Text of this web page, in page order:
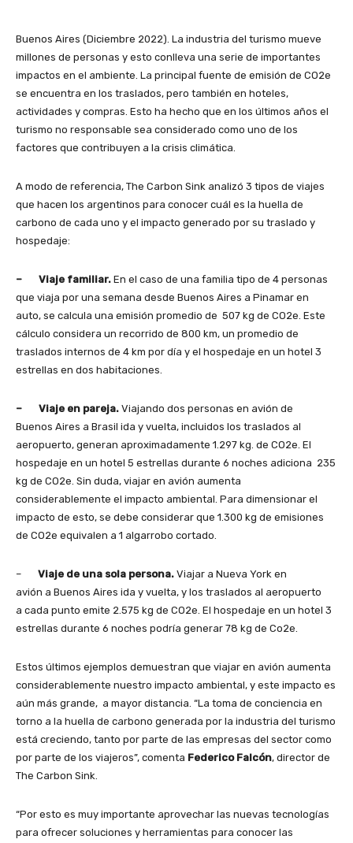
Buenos Aires (Diciembre 2022). La industria del turismo mueve
millones de personas y esto conlleva una serie de importantes
impactos en el ambiente. La principal fuente de emisión de CO2e
se encuentra en los traslados, pero también en hoteles,
actividades y compras. Esto ha hecho que en los últimos años el
turismo no responsable sea considerado como uno de los
factores que contribuyen a la crisis climática.
A modo de referencia, The Carbon Sink analizó 3 tipos de viajes
que hacen los argentinos para conocer cuál es la huella de
carbono de cada uno y el impacto generado por su traslado y
hospedaje:
– Viaje familiar. En el caso de una familia tipo de 4 personas
que viaja por una semana desde Buenos Aires a Pinamar en
auto, se calcula una emisión promedio de 507 kg de CO2e. Este
cálculo considera un recorrido de 800 km, un promedio de
traslados internos de 4 km por día y el hospedaje en un hotel 3
estrellas en dos habitaciones.
– Viaje en pareja. Viajando dos personas en avión de
Buenos Aires a Brasil ida y vuelta, incluidos los traslados al
aeropuerto, generan aproximadamente 1.297 kg. de CO2e. El
hospedaje en un hotel 5 estrellas durante 6 noches adiciona 235
kg de CO2e. Sin duda, viajar en avión aumenta
considerablemente el impacto ambiental. Para dimensionar el
impacto de esto, se debe considerar que 1.300 kg de emisiones
de CO2e equivalen a 1 algarrobo cortado.
– Viaje de una sola persona. Viajar a Nueva York en
avión a Buenos Aires ida y vuelta, y los traslados al aeropuerto
a cada punto emite 2.575 kg de CO2e. El hospedaje en un hotel 3
estrellas durante 6 noches podría generar 78 kg de Co2e.
Estos últimos ejemplos demuestran que viajar en avión aumenta
considerablemente nuestro impacto ambiental, y este impacto es
aún más grande, a mayor distancia. “La toma de conciencia en
torno a la huella de carbono generada por la industria del turismo
está creciendo, tanto por parte de las empresas del sector como
por parte de los viajeros”, comenta Federico Falcón, director de
The Carbon Sink.
“Por esto es muy importante aprovechar las nuevas tecnologías
para ofrecer soluciones y herramientas para conocer las